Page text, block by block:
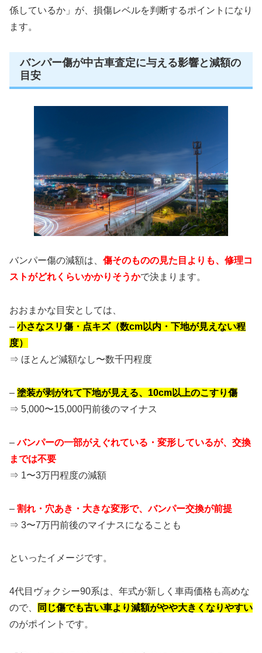
係しているか」が、損傷レベルを判断するポイントになり
ます。
バンパー傷が中古車査定に与える影響と減額の
目安
バンパー傷の減額は、 傷そのものの見た目よりも、修理コ
ストがどれくらいかかりそうかで決まります。
おおまかな目安としては、
– 小さなスリ傷・点キズ（数cm以内・下地が見えない程
度）
⇒ ほとんど減額なし〜数千円程度
– 塗装が剥がれて下地が見える、10cm以上のこすり傷
⇒ 5,000〜15,000円前後のマイナス
–バンパーの一部がえぐれている・変形しているが、交換
までは不要
⇒ 1〜3万円程度の減額
– 割れ・穴あき・大きな変形で、バンパー交換が前提
⇒ 3〜7万円前後のマイナスになることも
といったイメージです。
4代目ヴォクシー90系は、年式が新しく車両価格も高めな
ので、
同じ傷でも古い車より減額がやや大きくなりやすい
のがポイントです。